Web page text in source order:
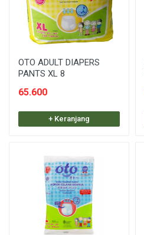
OTO ADULT DIAPERS
PANTS XL 8
65.600
+ Keranjang